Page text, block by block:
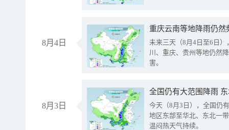
8月4日
重庆云南等地降雨仍然
未来三天（8月4日至6日
川、重庆、贵州等地仍然
害。
8月3日
全国仍有大范围降雨
今天（8月3日），全国仍
地区东部至华北、东北一
温闷热天气持续。